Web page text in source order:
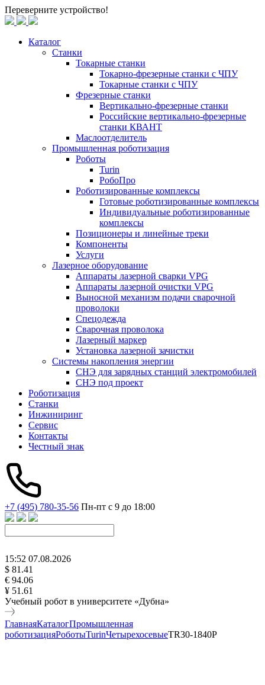
Переверните устройство!
Каталог
Станки
Токарные станки
Токарно-фрезерные станки c ЧПУ
Токарные станки с ЧПУ
Фрезерные станки
Вертикально-фрезерные станки
Российские вертикально-фрезерные
станки КВАНТ
Маслоотделитель
Промышленная роботизация
Роботы
Turin
РобоПро
Роботизированные комплексы
Готовые роботизированные комплексы
Индивидуальные роботизированные
комплексы
Позиционеры и линейные треки
Компоненты
Услуги
Лазерное оборудование
Аппараты лазерной сварки VPG
Аппараты лазерной очистки VPG
Выносной механизм подачи сварочной
проволоки
Спецодежда
Сварочная проволока
Лазерный маркер
Установка лазерной зачистки
Системы накопления энергии
СНЭ для зарядных станций электромобилей
СНЭ под проект
Роботизация
Станки
Инжиниринг
Сервис
Контакты
Честный знак
+7 (495) 780-35-56 Пн-пт с 9 до 18:00
15:52 07.08.2026
$ 81.41
€ 94.06
¥ 51.61
Учебный робот в университете «Дубна»
ГлавнаяКаталогПромышленная
роботизацияРоботыTurinЧетырехосевыеTR30-1840P